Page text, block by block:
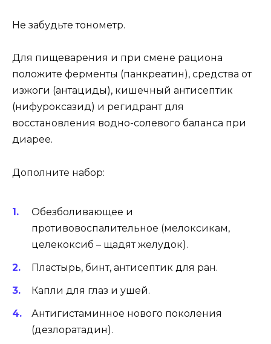
Не забудьте тонометр.
Для пищеварения и при смене рациона
положите ферменты (панкреатин), средства от
изжоги (антациды), кишечный антисептик
(нифуроксазид) и регидрант для
восстановления водно-солевого баланса при
диарее.
Дополните набор:
Обезболивающее и
противовоспалительное (мелоксикам,
целекоксиб – щадят желудок).
Пластырь, бинт, антисептик для ран.
Капли для глаз и ушей.
Антигистаминное нового поколения
(дезлоратадин).